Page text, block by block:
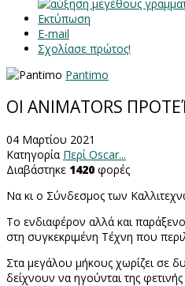
Εκτύπωση
E-mail
Σχολίασε πρώτος!
Pantimo
OI ANIMATORS
04 Μαρτίου 2021
Κατηγορία Περί Oscar...
Διαβάστηκε 1420 φορές
Να κι ο Σύνδεσμος των
Το ενδιαφέρον αλλά και
στη συγκεκριμένη Τέχνη που
Στα μεγάλου μήκους χωρίζει σε
δείχνουν να ηγούνται της